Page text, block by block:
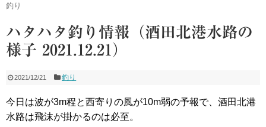
釣り
ハタハタ釣り情報（酒田北港水路の
様子 2021.12.21）
2021/12/21 釣り
今日は波が3m程と西寄りの風が10m弱の予報で、酒田北港
水路は飛沫が掛かるのは必至。